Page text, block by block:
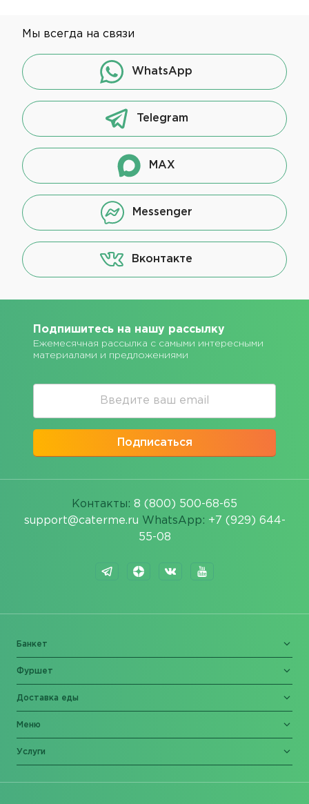
Мы всегда на связи
WhatsApp
Telegram
MAX
Messenger
Вконтакте
Подпишитесь на нашу рассылку
Ежемесячная рассылка с самыми интересными
материалами и предложениями
Подписаться
Контакты: 8 (800) 500-68-65
support@caterme.ru WhatsApp: +7 (929) 644-
55-08
Банкет
Фуршет
Доставка еды
Меню
Услуги